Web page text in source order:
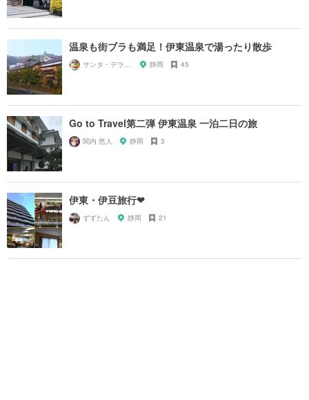
温泉も街ブラも満足！伊東温泉で湯ったり散歩
静岡 45
Go to Travel第二弾 伊東温泉 一泊二日の旅
関内 悠人 静岡 3
伊東・伊豆旅行❤︎
ずずたん 静岡 21